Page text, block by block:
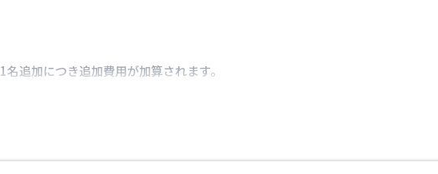
1名追加につき追加費用が加算されます。